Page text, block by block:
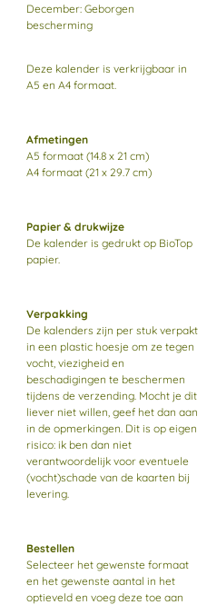
December: Geborgen
bescherming
Deze kalender is verkrijgbaar in
A5 en A4 formaat.
Afmetingen
A5 formaat (14.8 x 21 cm)
A4 formaat (21 x 29.7 cm)
Papier & drukwijze
De kalender is gedrukt op BioTop
papier.
Verpakking
De kalenders zijn per stuk verpakt
in een plastic hoesje om ze tegen
vocht, viezigheid en
beschadigingen te beschermen
tijdens de verzending. Mocht je dit
liever niet willen, geef het dan aan
in de opmerkingen. Dit is op eigen
risico: ik ben dan niet
verantwoordelijk voor eventuele
(vocht)schade van de kaarten bij
levering.
Bestellen
Selecteer het gewenste formaat
en het gewenste aantal in het
optieveld en voeg deze toe aan